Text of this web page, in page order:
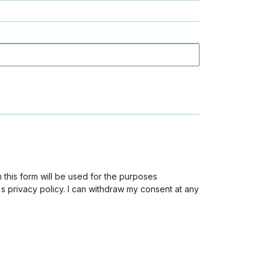
form will be used for the purposes
privacy policy. I can withdraw my consent at any